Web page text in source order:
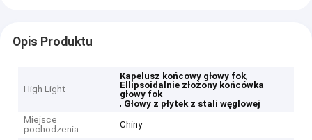
Opis Produktu
High Light
Kapelusz końcowy głowy fok,
Ellipsoidalnie złożony końcówka
głowy fok
, Głowy z płytek z stali węglowej
Miejsce
pochodzenia
Chiny